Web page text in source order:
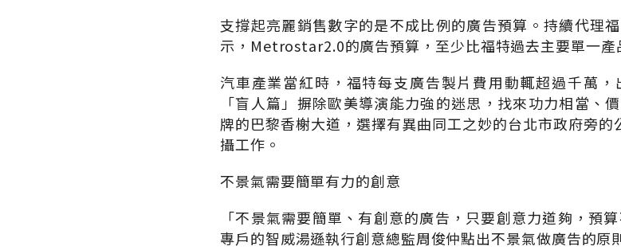
支撐起亮麗銷售數字的是不成比例的廣告預算。持續代理
示，Metrostar2.0的廣告預算，至少比福特過去主要單一產
汽車產業當紅時，福特每支廣告製片費用動輒超過千萬
「盲人篇」摒除歐美導演能力強的迷思，找來功力相當、
牌的巴黎香榭大道，選擇有異曲同工之妙的台北市政府旁
攝工作。
不景氣需要簡單有力的創意
「不景氣需要簡單、有創意的廣告，只要創意力道夠，預
專戶的智威湯遜執行創意總監周俊仲點出不景氣做廣告的原